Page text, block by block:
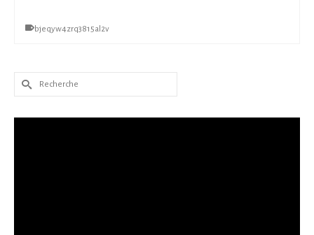
bjeqyw4zrq3815al2v
Rechercher :